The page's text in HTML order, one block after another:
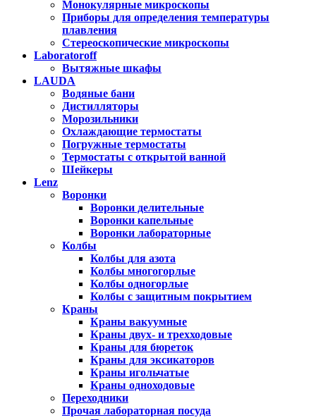
Монокулярные микроскопы
Приборы для определения температуры
плавления
Стереоскопические микроскопы
Laboratoroff
Вытяжные шкафы
LAUDA
Водяные бани
Дистилляторы
Морозильники
Охлаждающие термостаты
Погружные термостаты
Термостаты с открытой ванной
Шейкеры
Lenz
Воронки
Воронки делительные
Воронки капельные
Воронки лабораторные
Колбы
Колбы для азота
Колбы многогорлые
Колбы одногорлые
Колбы с защитным покрытием
Краны
Краны вакуумные
Краны двух- и трехходовые
Краны для бюреток
Краны для эксикаторов
Краны игольчатые
Краны одноходовые
Переходники
Прочая лабораторная посуда